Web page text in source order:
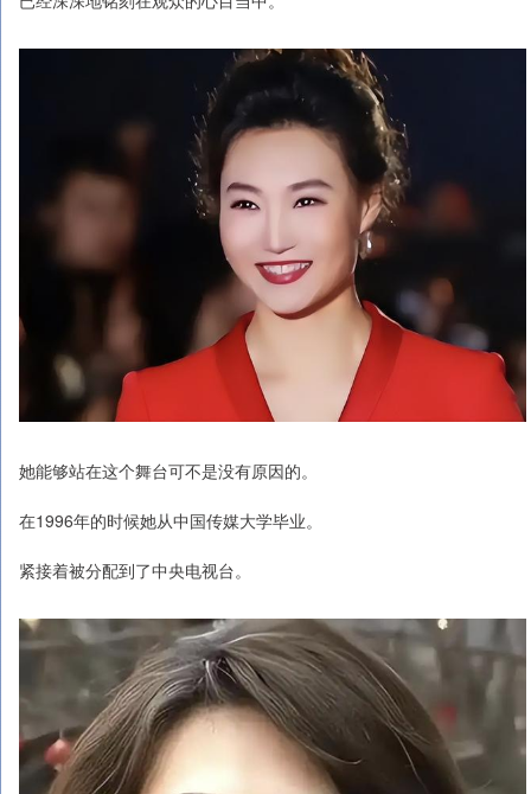
她能够站在这个舞台可不是没有原因的。
在1996年的时候她从中国传媒大学毕业。
紧接着被分配到了中央电视台。